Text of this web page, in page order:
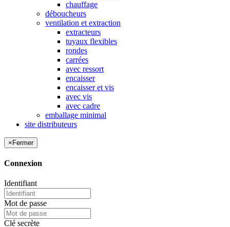
chauffage
déboucheurs
ventilation et extraction
extracteurs
tuyaux flexibles
rondes
carrées
avec ressort
encaisser
encaisser et vis
avec vis
avec cadre
emballage minimal
site distributeurs
×Fermer
Connexion
Identifiant
Mot de passe
Clé secrète